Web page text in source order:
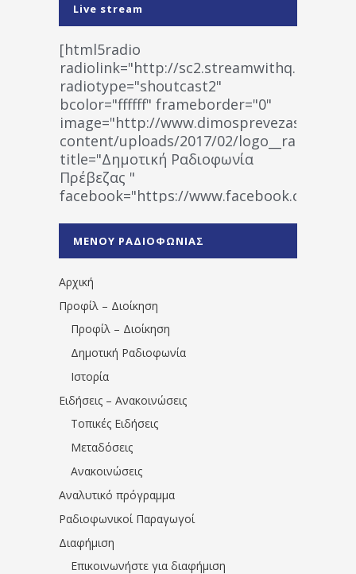
Live stream
[html5radio
radiolink="http://
radiotype="shoutcast2"
bcolor="ffffff" frameborder="0"
image="http://www.dimosprevezas.gr/wp-
content/uploads/2017/02/
title="Δημοτική Ραδιοφωνία
Πρέβεζας "
facebook="https://www.facebook.com/
1531194763766854/" artist="" ]
ΜΕΝΟΥ ΡΑΔΙΟΦΩΝΙΑΣ
Αρχική
Προφίλ – Διοίκηση
Προφίλ – Διοίκηση
Δημοτική Ραδιοφωνία
Ιστορία
Ειδήσεις – Ανακοινώσεις
Τοπικές Ειδήσεις
Μεταδόσεις
Ανακοινώσεις
Αναλυτικό πρόγραμμα
Ραδιοφωνικοί Παραγωγοί
Διαφήμιση
Επικοινωνήστε για διαφήμιση